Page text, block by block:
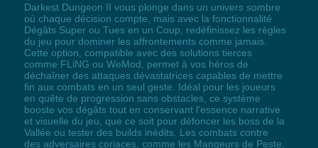
Darkest Dungeon II vous plonge dans un univers sombre
où chaque décision compte, mais avec la fonctionnalité
Dégâts Super ou Tues en un Coup, redéfinissez les règles
du jeu pour dominer les affrontements comme jamais.
Cette option, compatible avec des solutions tierces
comme FLiNG ou WeMod, permet à vos héros de
déchaîner des attaques dévastatrices capables de mettre
fin aux combats en un seul geste. Idéal pour les joueurs
en quête de progression sans obstacles, ce système
booste vos dégâts tout en conservant l'essence narrative
et visuelle du jeu, que ce soit pour défoncer les boss de la
Vallée ou tester des builds inédits. Les combats contre
des adversaires coriaces, comme les Mangeurs de Peste,